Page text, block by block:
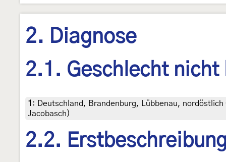
2. Diagnose
2.1. Geschlecht nicht
1 : Deutschland, Brandenburg, Lübbenau,
Jacobasch)
2.2.